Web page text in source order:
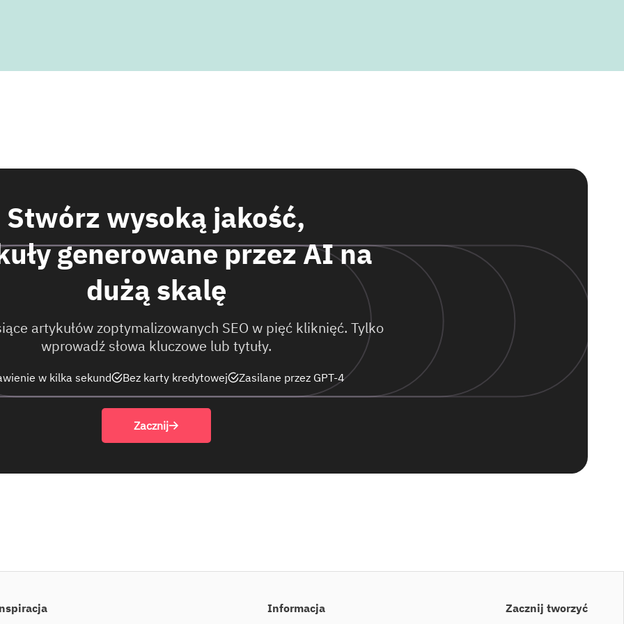
Stwórz wysoką jakość,
generowane przez AI na
dużą skalę
artykułów zoptymalizowanych SEO w pięć kliknięć. Tylko
wprowadź słowa kluczowe lub tytuły.
w kilka sekund Bez karty kredytowej Zasilane przez GPT-4
Zacznij
Informacja Zacznij tworzyć